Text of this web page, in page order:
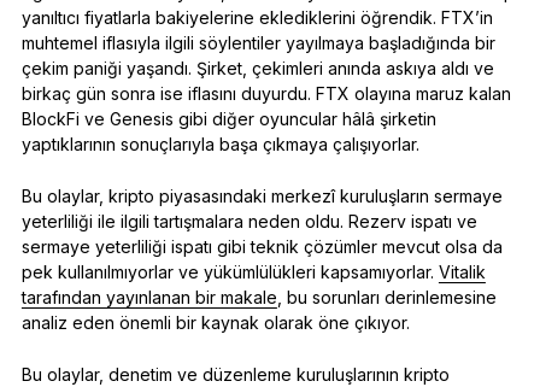
yanıltıcı fiyatlarla bakiyelerine eklediklerini öğrendik. FTX’in
muhtemel iflasıyla ilgili söylentiler yayılmaya başladığında bir
çekim paniği yaşandı. Şirket, çekimleri anında askıya aldı ve
birkaç gün sonra ise iflasını duyurdu. FTX olayına maruz kalan
BlockFi ve Genesis gibi diğer oyuncular hâlâ şirketin
yaptıklarının sonuçlarıyla başa çıkmaya çalışıyorlar.
Bu olaylar, kripto piyasasındaki merkezî kuruluşların sermaye
yeterliliği ile ilgili tartışmalara neden oldu. Rezerv ispatı ve
sermaye yeterliliği ispatı gibi teknik çözümler mevcut olsa da
pek kullanılmıyorlar ve yükümlülükleri kapsamıyorlar. Vitalik
tarafından yayınlanan bir makale , bu sorunları derinlemesine
analiz eden önemli bir kaynak olarak öne çıkıyor.
Bu olaylar, denetim ve düzenleme kuruluşlarının kripto